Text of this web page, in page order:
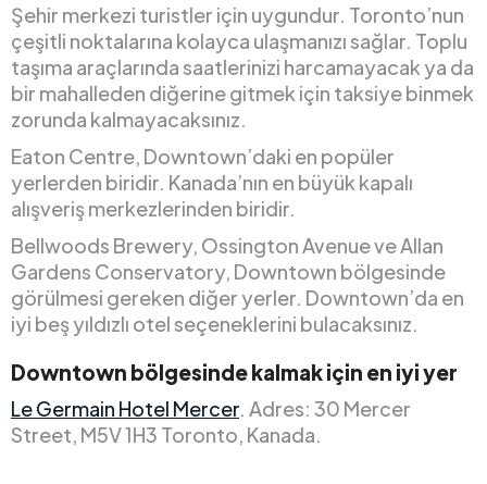
Şehir merkezi turistler için uygundur. Toronto’nun
çeşitli noktalarına kolayca ulaşmanızı sağlar. Toplu
taşıma araçlarında saatlerinizi harcamayacak ya da
bir mahalleden diğerine gitmek için taksiye binmek
zorunda kalmayacaksınız.
Eaton Centre, Downtown’daki en popüler
yerlerden biridir. Kanada’nın en büyük kapalı
alışveriş merkezlerinden biridir.
Bellwoods Brewery, Ossington Avenue ve Allan
Gardens Conservatory, Downtown bölgesinde
görülmesi gereken diğer yerler. Downtown’da en
iyi beş yıldızlı otel seçeneklerini bulacaksınız.
Downtown bölgesinde kalmak için en iyi yer
Le Germain Hotel Mercer . Adres: 30 Mercer
Street, M5V 1H3 Toronto, Kanada.